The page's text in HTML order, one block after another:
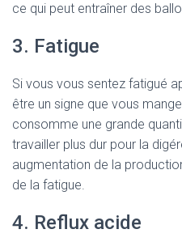
ce qui peut entraîner des
3. Fatigue
Si vous vous sentez fatigué
être un signe que vous
consomme une grande
travailler plus dur pour la
augmentation de la
de la fatigue.
4. Reflux acide